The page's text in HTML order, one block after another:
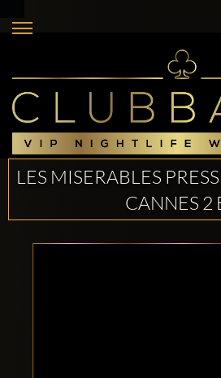
LES MISERABLES
CANNES 2